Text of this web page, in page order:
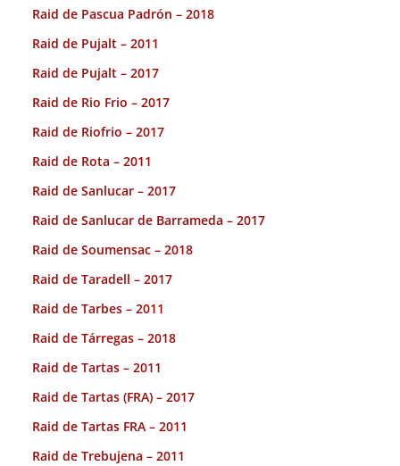
Raid de Pascua Padrón – 2018
Raid de Pujalt – 2011
Raid de Pujalt – 2017
Raid de Rio Frio – 2017
Raid de Riofrio – 2017
Raid de Rota – 2011
Raid de Sanlucar – 2017
Raid de Sanlucar de Barrameda – 2017
Raid de Soumensac – 2018
Raid de Taradell – 2017
Raid de Tarbes – 2011
Raid de Tárregas – 2018
Raid de Tartas – 2011
Raid de Tartas (FRA) – 2017
Raid de Tartas FRA – 2011
Raid de Trebujena – 2011